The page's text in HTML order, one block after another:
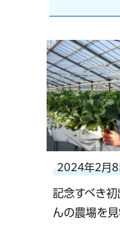
2024年2月8
記念すべき
んの農場を